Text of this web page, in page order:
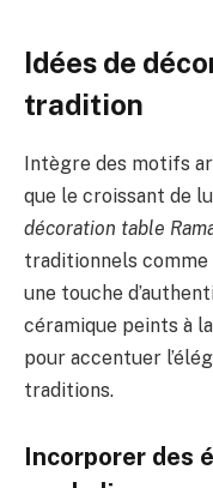
Idées de
tradition
Intègre des motifs
que le croissant de
décoration table
traditionnels
une touche
céramique peints à
pour accentuer
traditions.
Incorporer des